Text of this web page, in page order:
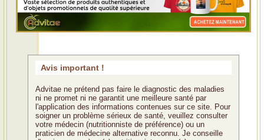
Avis important !
Advitae ne prétend pas faire le diagnostic des maladies
ni ne promet ni ne garantit une meilleure santé par
l'application des informations contenues sur ce site. Pour
soigner un problème sérieux de santé, veuillez consulter
votre médecin (nutritionniste de préférence) ou un
praticien de médecine alternative reconnu. Je conseille